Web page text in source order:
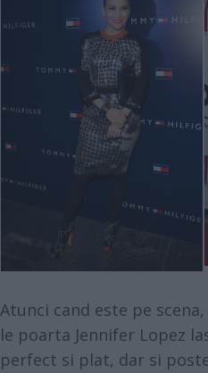
Atunci cand este pe
le poarta Jennifer Lopez
perfect si plat, dar si